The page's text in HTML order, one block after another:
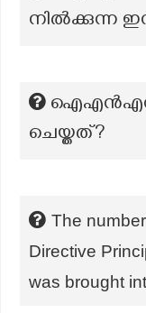
നില്‍ക്കുന്ന
ഐഎൻഎസ്
ചെയ്തത്?
The
Directive
was brought